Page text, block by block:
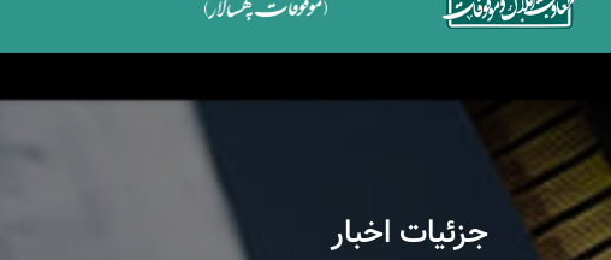
جزئیات اخبار